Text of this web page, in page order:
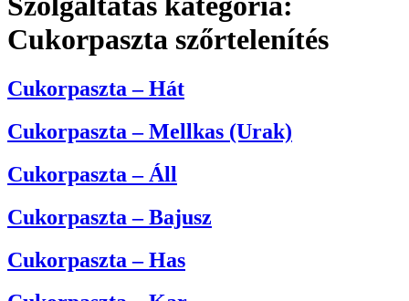
Cukorpaszta szőrtelenítés
Cukorpaszta – Hát
Cukorpaszta – Mellkas (Urak)
Cukorpaszta – Áll
Cukorpaszta – Bajusz
Cukorpaszta – Has